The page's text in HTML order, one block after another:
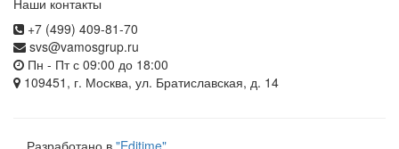
Наши контакты
+7 (499) 409-81-70
svs@vamosgrup.ru
Пн - Пт с 09:00 до 18:00
109451, г. Москва, ул. Братиславская, д. 14
Разработано в "Editime"